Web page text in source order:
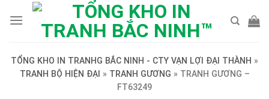
TỔNG KHO IN TRANHG BẮC NINH - CTY VẠN LỢI ĐẠI THÀNH »
TRANH BỘ HIỆN ĐẠI » TRANH GƯƠNG » TRANH GƯƠNG –
FT63249